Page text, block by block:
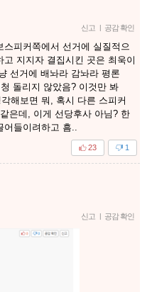
신고 | 공감 확인
피커쪽에서 선거에 실질적으
지지자 결집시킨 곳은 최욱이
선거에 배놔라 감놔라 평론
돌리지 않았음? 이것만 봐
해보면 뭐, 혹시 다른 스피커
은데, 이게 선당후사 아님? 한
들이려하고 흠..
1
23
신고 | 공감 확인